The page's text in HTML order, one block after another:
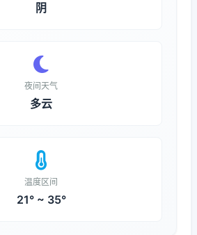
阴
夜间天气
多云
温度区间
21° ~ 35°